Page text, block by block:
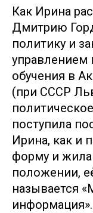
Как Ирина
Дмитрию
политику и
управлением
обучения в
(при СССР
поступила
Ирина, как и
форму и
положении,
называется